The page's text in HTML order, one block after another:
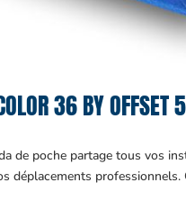
36 BY OFFSET 5
de poche partage tous vos
déplacements